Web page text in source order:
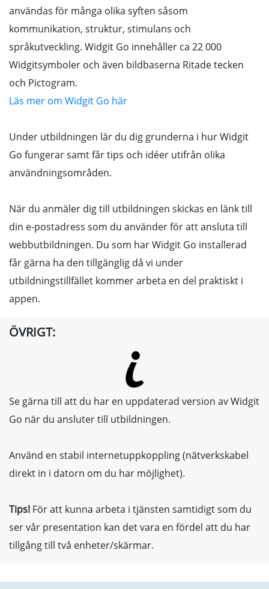
användas för många olika syften såsom
kommunikation, struktur, stimulans och
språkutveckling. Widgit Go innehåller ca 22 000
Widgitsymboler och även bildbaserna Ritade tecken
och Pictogram.
Läs mer om Widgit Go här
Under utbildningen lär du dig grunderna i hur Widgit
Go fungerar samt får tips och idéer utifrån olika
användningsområden.
När du anmäler dig till utbildningen skickas en länk till
din e-postadress som du använder för att ansluta till
webbutbildningen. Du som har Widgit Go installerad
får gärna ha den tillgänglig då vi under
utbildningstillfället kommer arbeta en del praktiskt i
appen.
ÖVRIGT:
Se gärna till att du har en uppdaterad version av Widgit
Go när du ansluter till utbildningen.
Använd en stabil internetuppkoppling (nätverkskabel
direkt in i datorn om du har möjlighet).
Tips! För att kunna arbeta i tjänsten samtidigt som du
ser vår presentation kan det vara en fördel att du har
tillgång till två enheter/skärmar.